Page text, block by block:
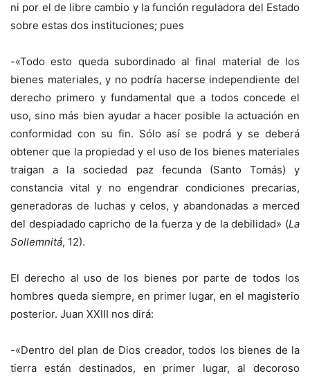
ni por el de libre cambio y la función reguladora del Estado
sobre estas dos instituciones; pues
-«Todo esto queda subordinado al final material de los
bienes materiales, y no podría hacerse independiente del
derecho primero y fundamental que a todos concede el
uso, sino más bien ayudar a hacer posible la actuación en
conformidad con su fin. Sólo así se podrá y se deberá
obtener que la propiedad y el uso de los bienes materiales
traigan a la sociedad paz fecunda (Santo Tomás) y
constancia vital y no engendrar condiciones precarias,
generadoras de luchas y celos, y abandonadas a merced
del despiadado capricho de la fuerza y de la debilidad» (La
Sollemnitá, 12).
El derecho al uso de los bienes por parte de todos los
hombres queda siempre, en primer lugar, en el magisterio
posterior. Juan XXIII nos dirá:
-«Dentro del plan de Dios creador, todos los bienes de la
tierra están destinados, en primer lugar, al decoroso